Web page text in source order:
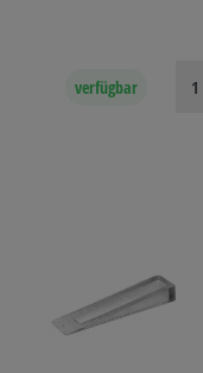
verfügbar